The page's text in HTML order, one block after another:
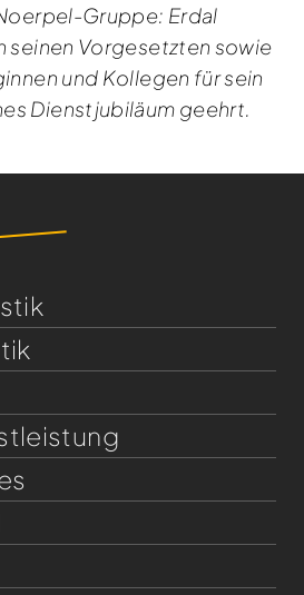
Gruppe: Erdal
seinen Vorgesetzten sowie
und Kollegen für sein
Dienstjubiläum geehrt.